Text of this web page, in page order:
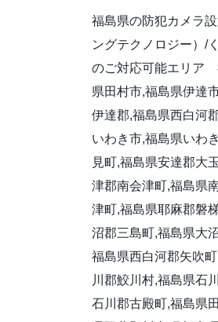
福島県の防犯カメラ
ングテクノロジー）/
のご対応可能エリア
県田村市,福島県伊達
伊達郡,福島県西白河
いわき市,福島県いわ
見町,福島県安達郡大
津郡南会津町,福島県
津町,福島県耶麻郡磐
沼郡三島町,福島県大
福島県西白河郡矢吹
川郡鮫川村,福島県石
石川郡古殿町,福島県